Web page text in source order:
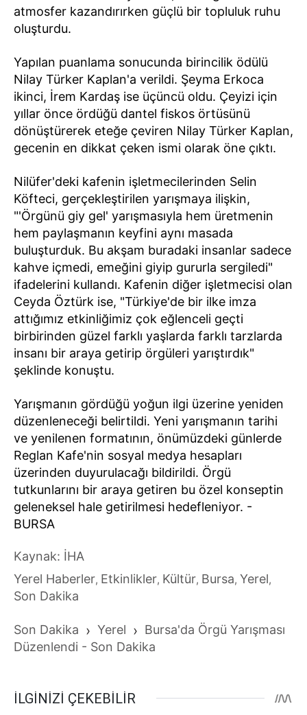
atmosfer kazandırırken güçlü bir topluluk ruhu
oluşturdu.
Yapılan puanlama sonucunda birincilik ödülü
Nilay Türker Kaplan'a verildi. Şeyma Erkoca
ikinci, İrem Kardaş ise üçüncü oldu. Çeyizi için
yıllar önce ördüğü dantel fiskos örtüsünü
dönüştürerek eteğe çeviren Nilay Türker Kaplan,
gecenin en dikkat çeken ismi olarak öne çıktı.
Nilüfer'deki kafenin işletmecilerinden Selin
Köfteci, gerçekleştirilen yarışmaya ilişkin,
"'Örgünü giy gel' yarışmasıyla hem üretmenin
hem paylaşmanın keyfini aynı masada
buluşturduk. Bu akşam buradaki insanlar sadece
kahve içmedi, emeğini giyip gururla sergiledi"
ifadelerini kullandı. Kafenin diğer işletmecisi olan
Ceyda Öztürk ise, "Türkiye'de bir ilke imza
attığımız etkinliğimiz çok eğlenceli geçti
birbirinden güzel farklı yaşlarda farklı tarzlarda
insanı bir araya getirip örgüleri yarıştırdık"
şeklinde konuştu.
Yarışmanın gördüğü yoğun ilgi üzerine yeniden
düzenleneceği belirtildi. Yeni yarışmanın tarihi
ve yenilenen formatının, önümüzdeki günlerde
Reglan Kafe'nin sosyal medya hesapları
üzerinden duyurulacağı bildirildi. Örgü
tutkunlarını bir araya getiren bu özel konseptin
geleneksel hale getirilmesi hedefleniyor. -
BURSA
Kaynak: İHA
Yerel Haberler, Etkinlikler, Kültür, Bursa, Yerel,
Son Dakika
Son Dakika › Yerel › Bursa'da Örgü Yarışması
Düzenlendi - Son Dakika